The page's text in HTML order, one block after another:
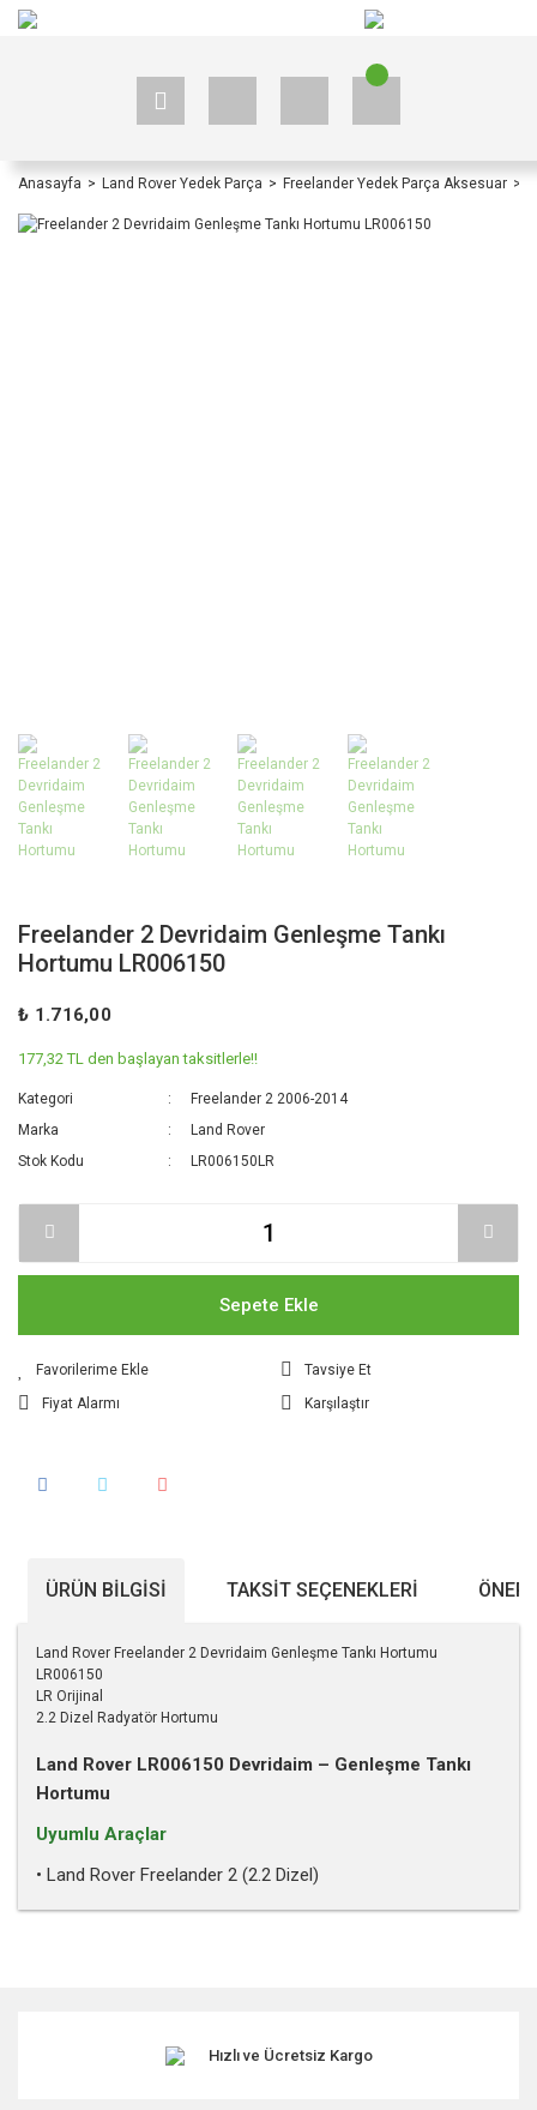
Anasayfa Land Rover Yedek Parça Freelander Yedek Parça Aksesuar
Freelander 2 Devridaim Genleşme Tankı
Hortumu LR006150
₺ 1.716,00
177,32 TL den başlayan taksitlerle!!
Kategori
Freelander 2 2006-2014
Marka
Land Rover
Stok Kodu
LR006150LR
Sepete Ekle
Tavsiye Et
Fiyat Alarmı
Karşılaştır
ÜRÜN BILGISI TAKSIT SEÇENEKLERI
Land Rover Freelander 2 Devridaim Genleşme Tankı Hortumu
LR006150
LR Orijinal
2.2 Dizel Radyatör Hortumu
Land Rover LR006150 Devridaim – Genleşme Tankı
Hortumu
Uyumlu Araçlar
• Land Rover Freelander 2 (2.2 Dizel)
Ürün resmi kalitesiz, bozuk veya görüntülenemiyor.
Hızlı ve Ücretsiz Kargo